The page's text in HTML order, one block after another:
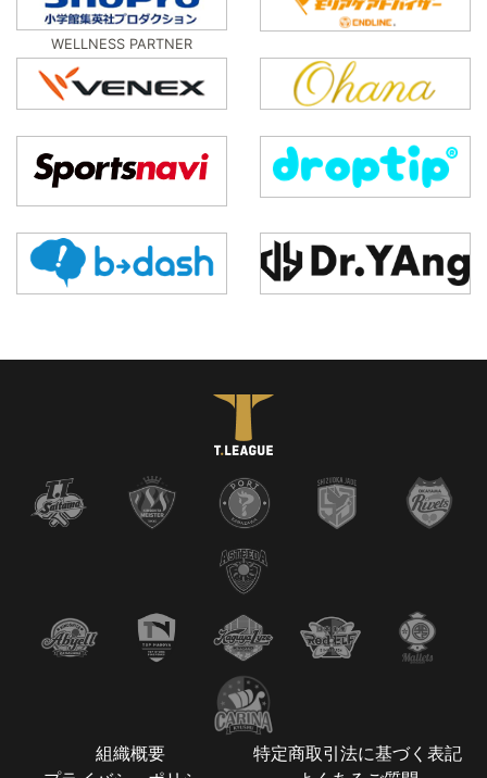
WELLNESS PARTNER
組織概要
特定商取引法に基づく表記